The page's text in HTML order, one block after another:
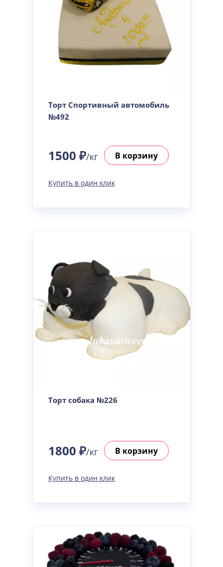
Торт Спортивный автомобиль
№492
1500 ₽/кг В корзину
Купить в один клик
Торт собака №226
1800 ₽/кг В корзину
Купить в один клик